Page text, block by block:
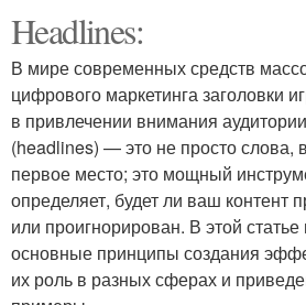
Headlines:
В мире современных средств
цифрового маркетинга заголовки
в привлечении внимания
(headlines) — это не просто
первое место; это мощный
определяет, будет ли ваш контент
или проигнорирован. В этой
основные принципы создания
их роль в разных сферах и